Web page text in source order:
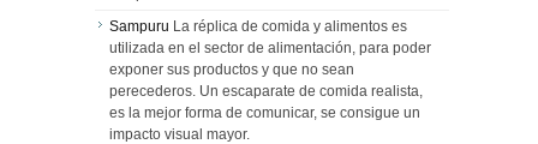
Sampuru La réplica de comida y alimentos es
utilizada en el sector de alimentación, para poder
exponer sus productos y que no sean
perecederos. Un escaparate de comida realista,
es la mejor forma de comunicar, se consigue un
impacto visual mayor.